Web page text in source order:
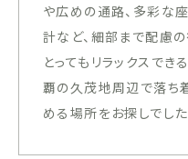
や広めの通路、多彩な
計など、細部まで配慮
とってもリラックスでき
覇の久茂地周辺で落ち
める場所をお探しでし